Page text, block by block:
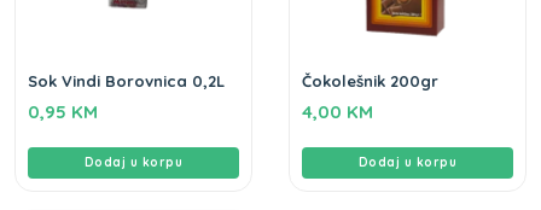
Sok Vindi Borovnica 0,2L
0,95 KM
Dodaj u korpu
Čokolešnik 200gr
4,00 KM
Dodaj u korpu